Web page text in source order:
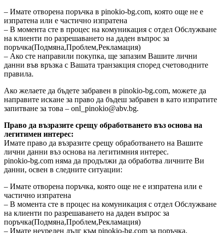
– Имате отворена поръчка в pinokio-bg.com, която още не е
изпратена или е частично изпратена
– В момента сте в процес на комуникация с отдел Обслужване
на клиенти по разрешаването на даден въпрос за
поръчка(Подмяна,Проблем,Рекламация)
– Ако сте направили покупка, ще запазим Вашите лични
данни във връзка с Вашата транзакция според счетоводните
правила.
Ако желаете да бъдете забравен в pinokio-bg.com, можете да
направите искане за право да бъдеш забравен в като изпратите
запитване за това – onl_pinokio@abv.bg.
Право да възразите срещу обработването въз основа на
легитимен интерес:
Имате право да възразите срещу обработването на Вашите
лични данни въз основа на легитимния интерес.
pinokio-bg.com няма да продължи да обработва личните Ви
данни, освен в следните ситуации:
– Имате отворена поръчка, която още не е изпратена или е
частично изпратена
– В момента сте в процес на комуникация с отдел Обслужване
на клиенти по разрешаването на даден въпрос за
поръчка(Подмяна,Проблем,Рекламация)
– Имате неуреден дълг към pinokio-bg.com за поръчка,